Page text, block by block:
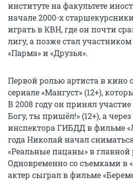
институте на факультете
начале 2000-х
играть в КВН, где он почти
лигу, а позже стал
«Парма» и «Друзья».
Первой ролью артиста в кино
сериале «Мангуст» (12+),
В 2008 году он принял
Богу, ты пришёл!» (12+), а
инспектора ГИБДД в фильме
года Николай начал
«Реальные пацаны» в главной
Одновременно со съемками в
актер сыграл в фильме